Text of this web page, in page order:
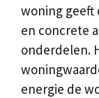
woning geeft
en concrete
onderdelen.
energie de